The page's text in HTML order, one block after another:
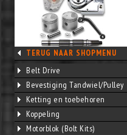
TERUG NAAR SHOPMENU
Belt Drive
Bevestiging Tandwiel/Pulley
Ketting en toebehoren
Koppeling
Motorblok (Bolt Kits)